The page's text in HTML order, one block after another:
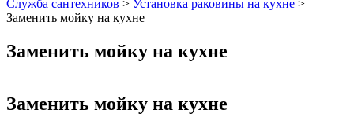
Служба сантехников > Установка раковины на кухне >
Заменить мойку на кухне
Заменить мойку на кухне
Заменить мойку на кухне